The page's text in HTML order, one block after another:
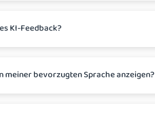
KI-Feedback?
meiner bevorzugten Sprache anzeigen?